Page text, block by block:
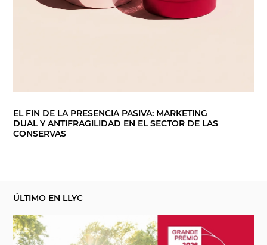
EL FIN DE LA PRESENCIA PASIVA: MARKETING
DUAL Y ANTIFRAGILIDAD EN EL SECTOR DE LAS
CONSERVAS
ÚLTIMO EN LLYC